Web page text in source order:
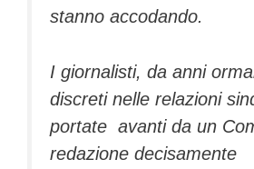
stanno accodando.
I giornalisti, da anni
discreti nelle relazioni
portate avanti da un
redazione decisamente